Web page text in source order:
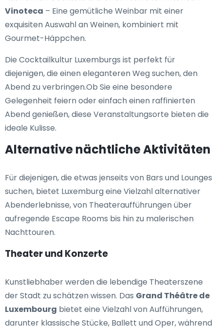
Vinoteca – Eine gemütliche Weinbar mit einer
exquisiten Auswahl an Weinen, kombiniert mit
Gourmet-Häppchen.
Die Cocktailkultur Luxemburgs ist perfekt für
diejenigen, die einen eleganteren Weg suchen, den
Abend zu verbringen.Ob Sie eine besondere
Gelegenheit feiern oder einfach einen raffinierten
Abend genießen, diese Veranstaltungsorte bieten die
ideale Kulisse.
Alternative nächtliche Aktivitäten
Für diejenigen, die etwas jenseits von Bars und Lounges
suchen, bietet Luxemburg eine Vielzahl alternativer
Abenderlebnisse, von Theateraufführungen über
aufregende Escape Rooms bis hin zu malerischen
Nachttouren.
Theater und Konzerte
Kunstliebhaber werden die lebendige Theaterszene
der Stadt zu schätzen wissen. Das Grand Théâtre de
Luxembourg bietet eine Vielzahl von Aufführungen,
darunter klassische Stücke, Ballett und Oper, während